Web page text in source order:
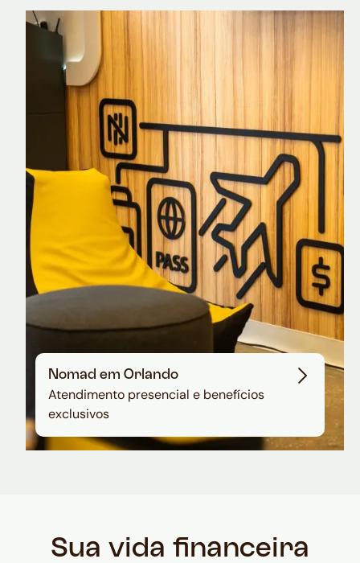
Nomad Explorer
Cartão de crédito brasileiro com cashback
em dólar
Nomad em Orlando
Atendimento presencial e benefícios
exclusivos
Sua vida financeira